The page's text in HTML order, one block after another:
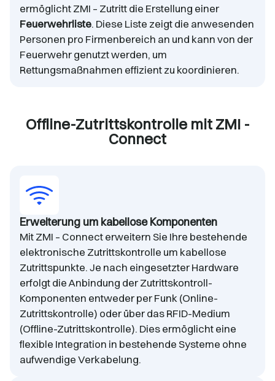
ermöglicht ZMI – Zutritt die Erstellung einer
Feuerwehrliste. Diese Liste zeigt die anwesenden
Personen pro Firmenbereich an und kann von der
Feuerwehr genutzt werden, um
Rettungsmaßnahmen effizient zu koordinieren.
Offline-Zutrittskontrolle mit ZMI -
Connect
Erweiterung um kabellose Komponenten
Mit ZMI – Connect erweitern Sie Ihre bestehende
elektronische Zutrittskontrolle um kabellose
Zutrittspunkte. Je nach eingesetzter Hardware
erfolgt die Anbindung der Zutrittskontroll-
Komponenten entweder per Funk (Online-
Zutrittskontrolle) oder über das RFID-Medium
(Offline-Zutrittskontrolle). Dies ermöglicht eine
flexible Integration in bestehende Systeme ohne
aufwendige Verkabelung.